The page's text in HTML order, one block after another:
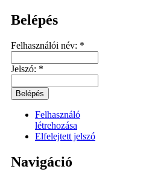
Belépés
Felhasználói név: *
Jelszó: *
Felhasználó
létrehozása
Elfelejtett jelszó
Navigáció